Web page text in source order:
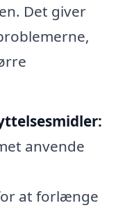
Det giver
anvende
at forlænge